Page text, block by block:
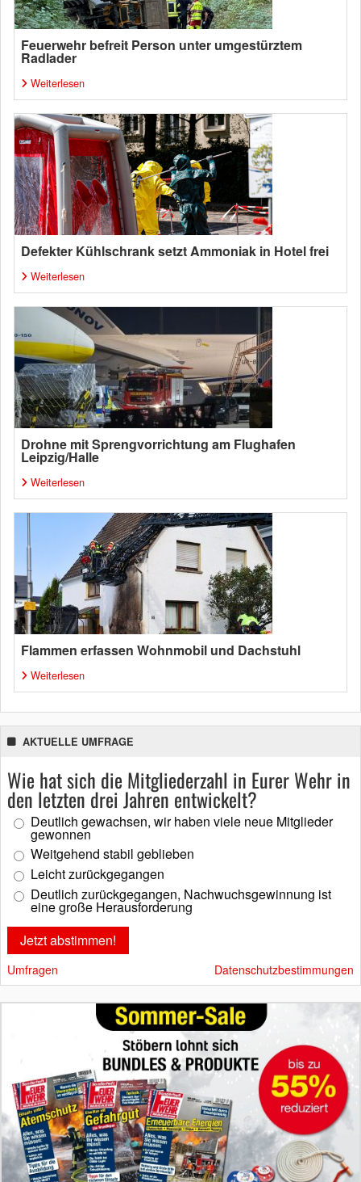
Feuerwehr befreit Person unter umgestürztem
Radlader
Weiterlesen
Defekter Kühlschrank setzt Ammoniak in Hotel frei
Weiterlesen
Drohne mit Sprengvorrichtung am Flughafen
Leipzig/Halle
Weiterlesen
Flammen erfassen Wohnmobil und Dachstuhl
Weiterlesen
AKTUELLE UMFRAGE
Wie hat sich die Mitgliederzahl in Eurer Wehr in
den letzten drei Jahren entwickelt?
Deutlich gewachsen, wir haben viele neue Mitglieder
gewonnen
Weitgehend stabil geblieben
Leicht zurückgegangen
Deutlich zurückgegangen, Nachwuchsgewinnung ist
eine große Herausforderung
Umfragen Datenschutzbestimmungen